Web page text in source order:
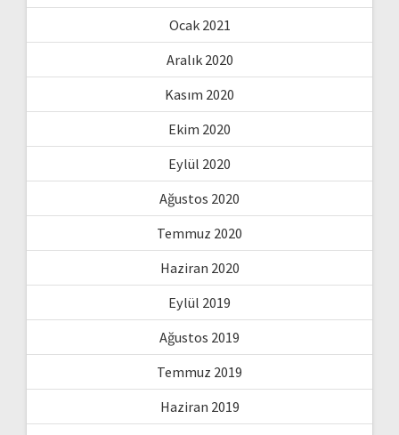
Ocak 2021
Aralık 2020
Kasım 2020
Ekim 2020
Eylül 2020
Ağustos 2020
Temmuz 2020
Haziran 2020
Eylül 2019
Ağustos 2019
Temmuz 2019
Haziran 2019